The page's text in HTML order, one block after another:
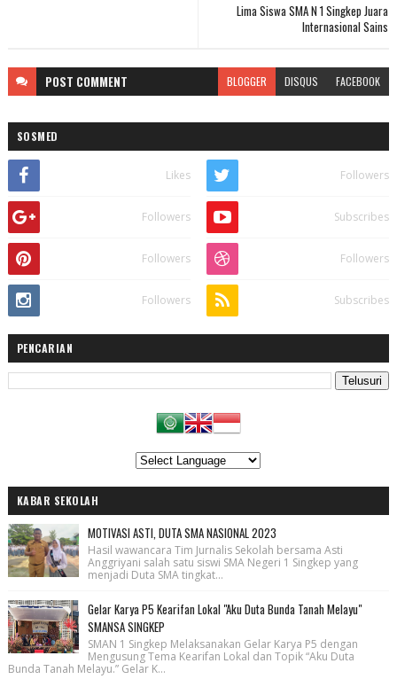
Lima Siswa SMA N 1 Singkep Juara
Internasional Sains
POST COMMENT BLOGGER DISQUS FACEBOOK
SOSMED
Likes Followers
Followers Subscribes
Followers Followers
Followers Subscribes
PENCARIAN
KABAR SEKOLAH
MOTIVASI ASTI, DUTA SMA NASIONAL 2023
Hasil wawancara Tim Jurnalis Sekolah bersama Asti
Anggriyani salah satu siswi SMA Negeri 1 Singkep yang
menjadi Duta SMA tingkat...
Gelar Karya P5 Kearifan Lokal "Aku Duta Bunda Tanah Melayu"
SMANSA SINGKEP
SMAN 1 Singkep Melaksanakan Gelar Karya P5 dengan
Mengusung Tema Kearifan Lokal dan Topik “Aku Duta
Bunda Tanah Melayu.” Gelar K...